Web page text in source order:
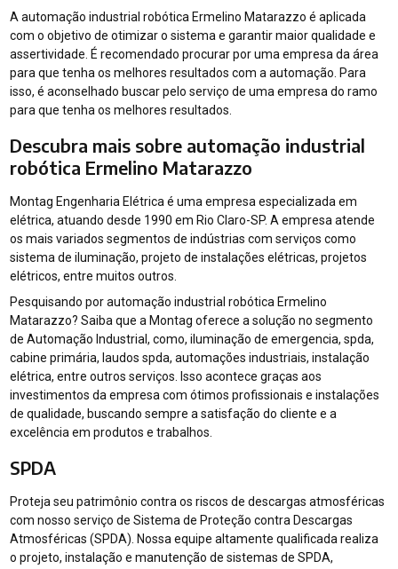
A automação industrial robótica Ermelino Matarazzo é aplicada
com o objetivo de otimizar o sistema e garantir maior qualidade e
assertividade. É recomendado procurar por uma empresa da área
para que tenha os melhores resultados com a automação. Para
isso, é aconselhado buscar pelo serviço de uma empresa do ramo
para que tenha os melhores resultados.
Descubra mais sobre automação industrial
robótica Ermelino Matarazzo
Montag Engenharia Elétrica é uma empresa especializada em
elétrica, atuando desde 1990 em Rio Claro-SP. A empresa atende
os mais variados segmentos de indústrias com serviços como
sistema de iluminação, projeto de instalações elétricas, projetos
elétricos, entre muitos outros.
Pesquisando por automação industrial robótica Ermelino
Matarazzo? Saiba que a Montag oferece a solução no segmento
de Automação Industrial, como, iluminação de emergencia, spda,
cabine primária, laudos spda, automações industriais, instalação
elétrica, entre outros serviços. Isso acontece graças aos
investimentos da empresa com ótimos profissionais e instalações
de qualidade, buscando sempre a satisfação do cliente e a
excelência em produtos e trabalhos.
SPDA
Proteja seu patrimônio contra os riscos de descargas atmosféricas
com nosso serviço de Sistema de Proteção contra Descargas
Atmosféricas (SPDA). Nossa equipe altamente qualificada realiza
o projeto, instalação e manutenção de sistemas de SPDA,